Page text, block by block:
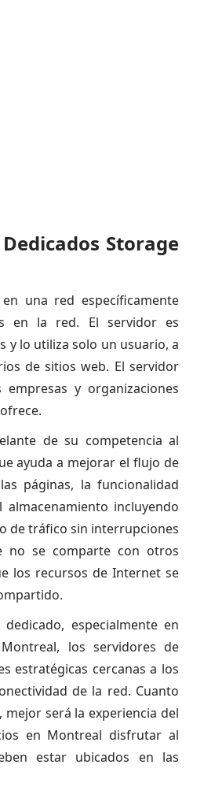
Storage
una red específicamente
en la red. El servidor es
y lo utiliza solo un usuario, a
de sitios web. El servidor
y organizaciones
de su competencia al
ayuda a mejorar el flujo de
páginas, la funcionalidad
incluyendo
de tráfico sin interrupciones
no se comparte con otros
los recursos de Internet se
especialmente en
los servidores de
estratégicas cercanas a los
de la red. Cuanto
, mejor será la experiencia del
en Montreal disfrutar al
estar ubicados en las